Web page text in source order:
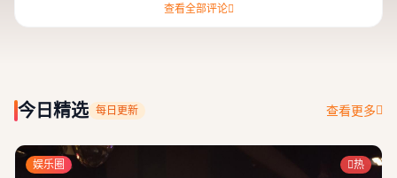
查看全部评论
今日精选 每日更新 查看更多
娱乐圈 热